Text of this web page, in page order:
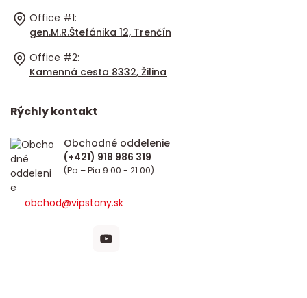
Office #1:
gen.M.R.Štefánika 12, Trenčín
Office #2:
Kamenná cesta 8332, Žilina
Rýchly kontakt
Obchodné oddelenie
(Po – Pia 9:00 - 21:00)
obchod@vipstany.sk